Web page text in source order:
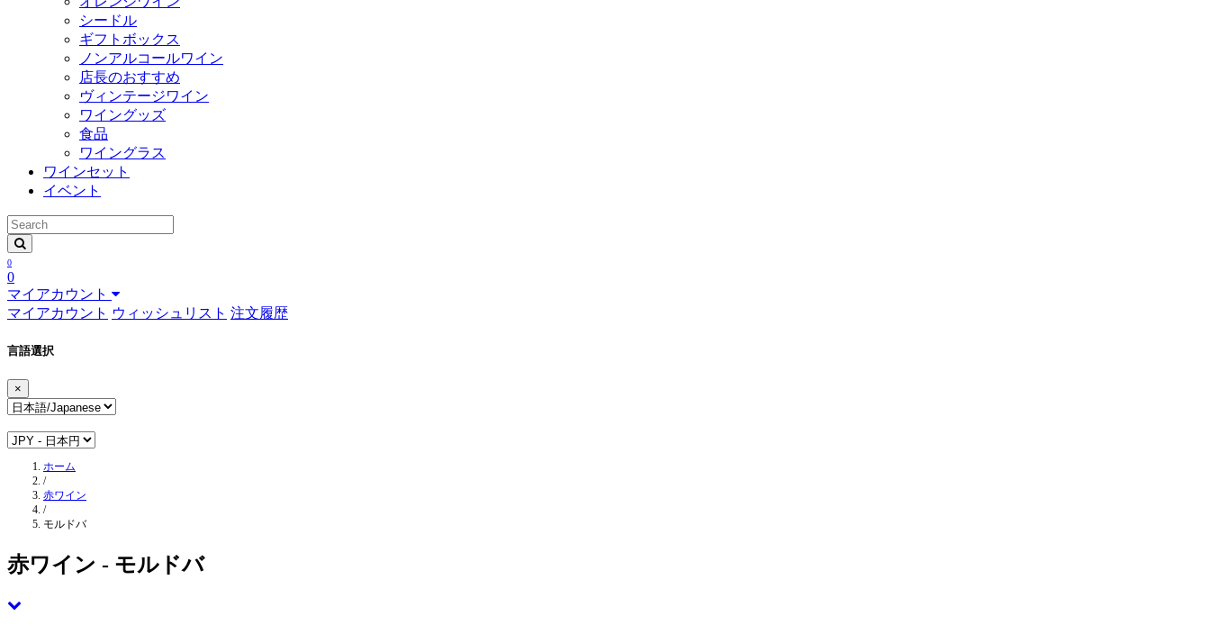
シードル
ギフトボックス
ノンアルコールワイン
店長のおすすめ
ヴィンテージワイン
ワイングッズ
食品
ワイングラス
ワインセット
イベント
0
0
マイアカウント
マイアカウント ウィッシュリスト 注文履歴
言語選択
×
ホーム
/
赤ワイン
/
モルドバ
赤ワイン - モルドバ